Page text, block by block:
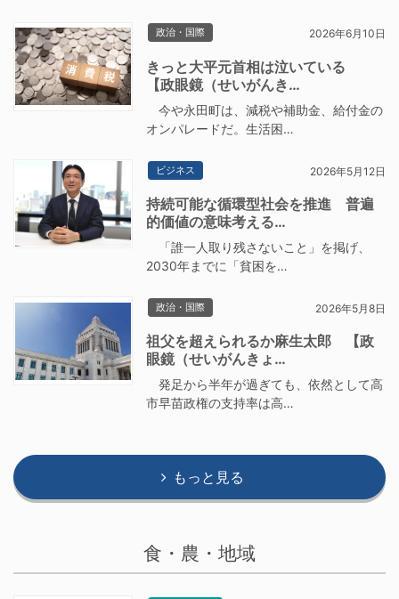
政治・国際 2026年6月10日
きっと大平元首相は泣いている
【政眼鏡（せいがんき…
今や永田町は、減税や補助金、給付金の
オンパレードだ。生活困…
ビジネス 2026年5月12日
持続可能な循環型社会を推進 普遍
的価値の意味考える…
「誰一人取り残さないこと」を掲げ、
2030年までに「貧困を…
政治・国際 2026年5月8日
祖父を超えられるか麻生太郎 【政
眼鏡（せいがんきょ…
発足から半年が過ぎても、依然として高
市早苗政権の支持率は高…
もっと見る
食・農・地域